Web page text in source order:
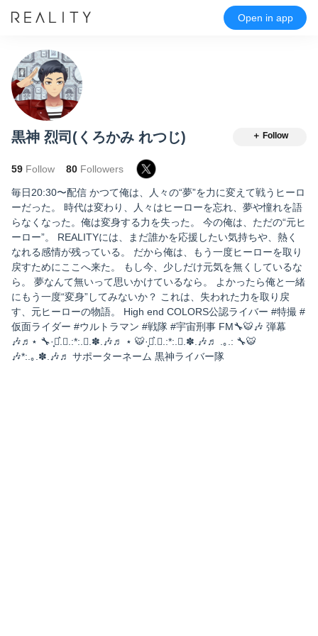
Open in app
黒神 烈司(くろかみ れつじ) ＋ Follow
59 Follow 80 Followers
毎日20:30〜配信 かつて俺は、人々の“夢”を力に変えて戦うヒーロ
ーだった。 時代は変わり、人々はヒーローを忘れ、夢や憧れを語
らなくなった。俺は変身する力を失った。 今の俺は、ただの“元ヒ
ーロー”。 REALITYには、まだ誰かを応援したい気持ちや、熱く
なれる感情が残っている。 だから俺は、もう一度ヒーローを取り
戻すためにここへ来た。 もし今、少しだけ元気を無くしているな
ら。 夢なんて無いって思いかけているなら。 よかったら俺と一緒
にもう一度“変身”してみないか？ これは、失われた力を取り戻
す、元ヒーローの物語。 High end COLORS公認ライバー #特撮 #
仮面ライダー #ウルトラマン #戦隊 #宇宙刑事 FM🔧🐯🎶 弾幕
🎶♬⋆‎ 🔧·̩͙‪⋆͛.｡.:*:.｡.✽.🎶♬ ⋆ 🐯·̩͙‪⋆͛.｡.:*:.｡.✽.🎶♬ .｡.: 🔧🐯
🎶*:.｡.✽.🎶♬ サポーターネーム 黒神ライバー隊